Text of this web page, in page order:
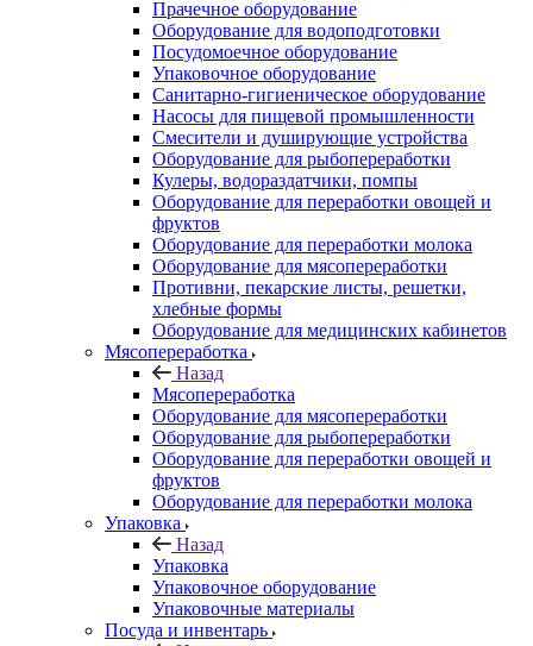
Прачечное оборудование
Оборудование для водоподготовки
Посудомоечное оборудование
Упаковочное оборудование
Санитарно-гигиеническое оборудование
Насосы для пищевой промышленности
Смесители и душирующие устройства
Оборудование для рыбопереработки
Кулеры, водораздатчики, помпы
Оборудование для переработки овощей и
фруктов
Оборудование для переработки молока
Оборудование для мясопереработки
Противни, пекарские листы, решетки,
хлебные формы
Оборудование для медицинских кабинетов
Мясопереработка
Назад
Мясопереработка
Оборудование для мясопереработки
Оборудование для рыбопереработки
Оборудование для переработки овощей и
фруктов
Оборудование для переработки молока
Упаковка
Назад
Упаковка
Упаковочное оборудование
Упаковочные материалы
Посуда и инвентарь